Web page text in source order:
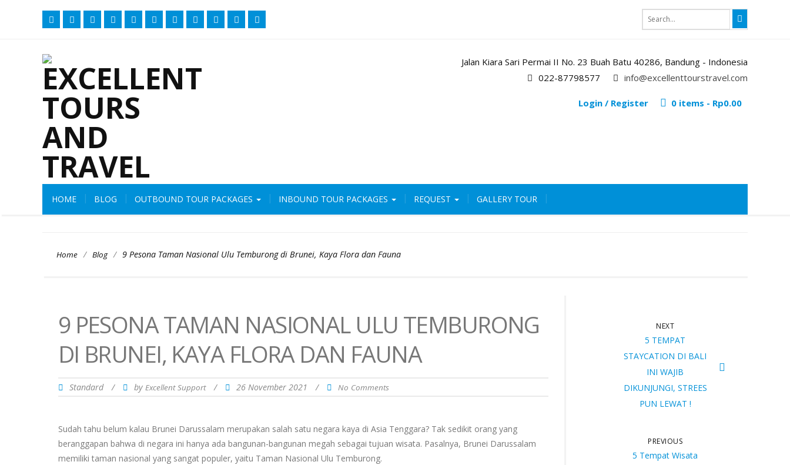
Jalan Kiara Sari Permai II No. 23 Buah Batu 40286, Bandung - Indonesia
022-87798577
info@excellenttourstravel.com
0 items - Rp0.00
Login / Register
HOME BLOG OUTBOUND TOUR PACKAGES INBOUND TOUR PACKAGES REQUEST GALLERY TOUR
Home / Blog / 9 Pesona Taman Nasional Ulu Temburong di Brunei, Kaya Flora dan Fauna
9 PESONA TAMAN NASIONAL ULU TEMBURONG
DI BRUNEI, KAYA FLORA DAN FAUNA
Standard / by Excellent Support / 26 November 2021 / No Comments
Sudah tahu belum kalau Brunei Darussalam merupakan salah satu negara kaya di Asia Tenggara? Tak sedikit orang yang
beranggapan bahwa di negara ini hanya ada bangunan-bangunan megah sebagai tujuan wisata. Pasalnya, Brunei Darussalam
memiliki taman nasional yang sangat populer, yaitu Taman Nasional Ulu Temburong.
NEXT
5 TEMPAT
STAYCATION DI BALI
INI WAJIB
DIKUNJUNGI, STREES
PUN LEWAT !
PREVIOUS
5 Tempat Wisata